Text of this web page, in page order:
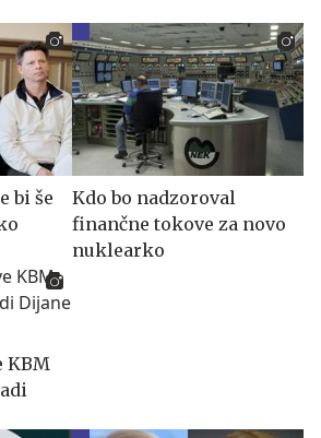
bi še
Kdo bo nadzoroval
finančne tokove za novo
nuklearko
KBM